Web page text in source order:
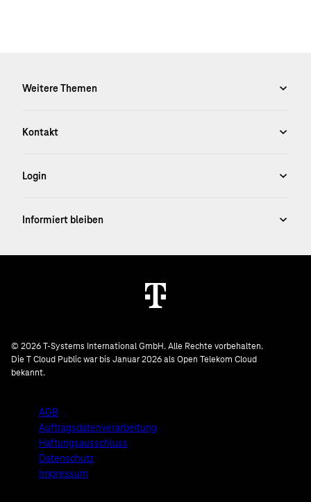
© 2026 T-Systems International GmbH. Alle Rechte vorbehalten.
Die T Cloud Public war bis Januar 2026 als Open Telekom Cloud
bekannt.
AGB
Auftragsdatenverarbeitung
Haftungsausschluss
Datenschutz
Impressum